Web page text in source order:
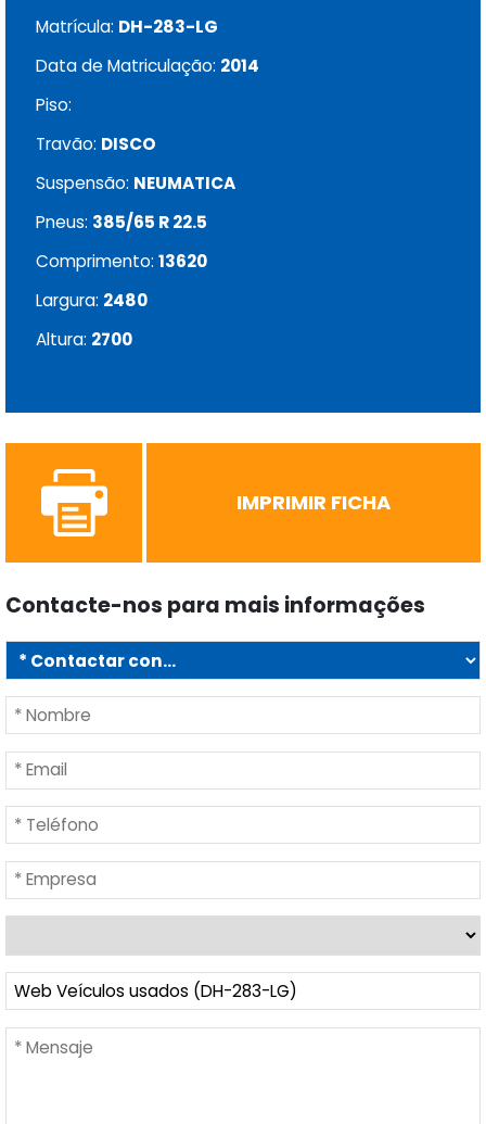
Matrícula: DH-283-LG
Data de Matriculação: 2014
Piso:
Travão: DISCO
Suspensão: NEUMATICA
Pneus: 385/65 R 22.5
Comprimento: 13620
Largura: 2480
Altura: 2700
IMPRIMIR FICHA
Contacte-nos para mais informações